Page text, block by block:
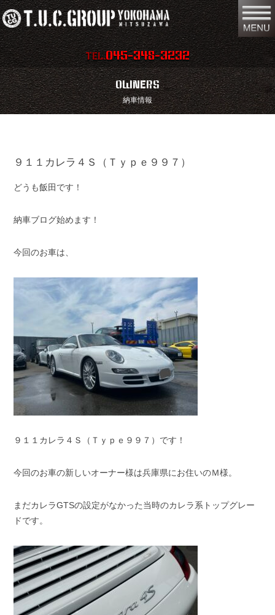
TEL.045-348-3232
在庫車両情報 店舗情報
保証内容 地図
スタッフ紹介 お問い合わせ
特別作業
買取無料査定
スタッフブログ 納車情報
T.U.C.GROUP
OWNERS
納車情報
９１１カレラ４Ｓ（Ｔｙｐｅ９９７）
どうも飯田です！
納車ブログ始めます！
今回のお車は、
９１１カレラ４Ｓ（Ｔｙｐｅ９９７）です！
今回のお車の新しいオーナー様は兵庫県にお住いのＭ様。
まだカレラGTSの設定がなかった当時のカレラ系トップグレー
ドです。